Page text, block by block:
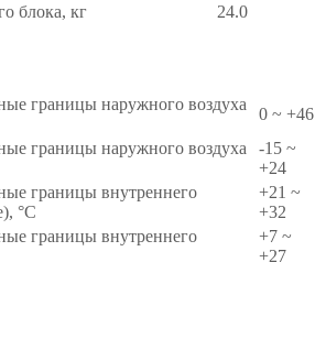
блока, кг
24.0
границы наружного воздуха
0 ~ +46
границы наружного воздуха
-15 ~
+24
границы внутреннего
°C
+21 ~
+32
границы внутреннего
+7 ~
+27